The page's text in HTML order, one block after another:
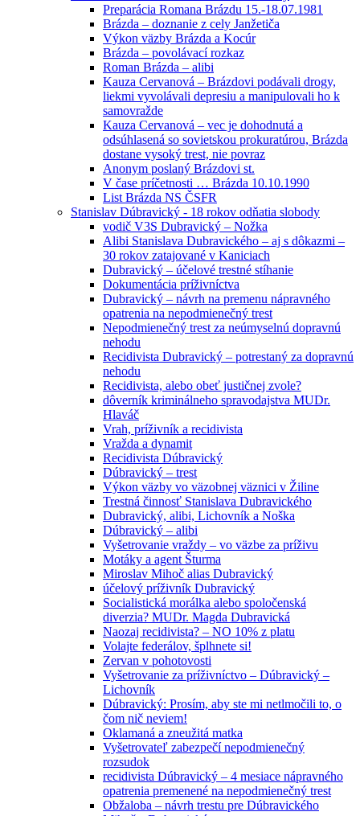
Preparácia Romana Brázdu 15.-18.07.1981
Brázda – doznanie z cely Janžetiča
Výkon väzby Brázda a Kocúr
Brázda – povolávací rozkaz
Roman Brázda – alibi
Kauza Cervanová – Brázdovi podávali drogy,
liekmi vyvolávali depresiu a manipulovali ho k
samovražde
Kauza Cervanová – vec je dohodnutá a
odsúhlasená so sovietskou prokuratúrou, Brázda
dostane vysoký trest, nie povraz
Anonym poslaný Brázdovi st.
V čase príčetnosti … Brázda 10.10.1990
List Brázda NS ČSFR
Stanislav Dúbravický - 18 rokov odňatia slobody
vodič V3S Dubravický – Nožka
Alibi Stanislava Dubravického – aj s dôkazmi –
30 rokov zatajované v Kaniciach
Dubravický – účelové trestné stíhanie
Dokumentácia príživníctva
Dubravický – návrh na premenu nápravného
opatrenia na nepodmienečný trest
Nepodmienečný trest za neúmyselnú dopravnú
nehodu
Recidivista Dubravický – potrestaný za dopravnú
nehodu
Recidivista, alebo obeť justičnej zvole?
dôverník kriminálneho spravodajstva MUDr.
Hlaváč
Vrah, príživník a recidivista
Vražda a dynamit
Recidivista Dúbravický
Dúbravický – trest
Výkon väzby vo väzobnej väznici v Žiline
Trestná činnosť Stanislava Dubravického
Dubravický, alibi, Lichovník a Noška
Dúbravický – alibi
Vyšetrovanie vraždy – vo väzbe za príživu
Motáky a agent Šturma
Miroslav Mihoč alias Dubravický
účelový príživník Dubravický
Socialistická morálka alebo spoločenská
diverzia? MUDr. Magda Dubravická
Naozaj recidivista? – NO 10% z platu
Volajte federálov, šplhnete si!
Zervan v pohotovosti
Vyšetrovanie za príživníctvo – Dúbravický –
Lichovník
Dúbravický: Prosím, aby ste mi netlmočili to, o
čom nič neviem!
Oklamaná a zneužitá matka
Vyšetrovateľ zabezpečí nepodmienečný
rozsudok
recidivista Dúbravický – 4 mesiace nápravného
opatrenia premenené na nepodmienečný trest
Obžaloba – návrh trestu pre Dúbravického